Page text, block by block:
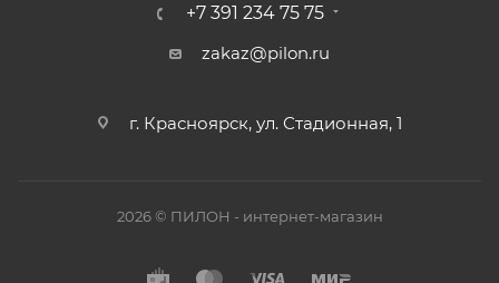
+7 391 234 75 75
zakaz@pilon.ru
г. Красноярск, ул. Стадионная, 1
2026 © ПИЛОН - интернет-магазин